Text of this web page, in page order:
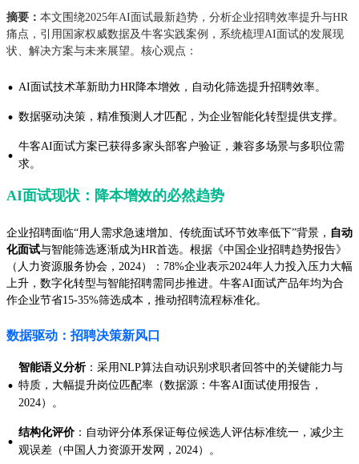
摘要： 本文围绕2025年AI面试最新趋势，分析企业招聘效率提升与HR
痛点，引用国家权威数据及牛客实践案例，系统梳理AI面试的发展现
状、解决方案与未来展望。核心观点：
· AI面试技术革新助力HR降本增效，自动化筛选提升招聘效率。
· 数据驱动决策，精准预测人才匹配，为企业智能化转型提供支撑。
· 牛客AI面试方案已获得多家头部客户验证，兼容多场景与多职位需
求。
AI面试现状：降本增效的必然趋势
企业招聘面临“用人需求急速增加、传统面试环节效率低下”背景， 自动
化面试与智能筛选逐渐成为HR首选。根据《中国企业招聘趋势报告》
（人力资源服务协会，2024）：78%企业表示2024年人力投入压力大幅
上升，数字化转型与智能招聘需同步推进。牛客AI面试产品年均为合
作企业节省15-35%筛选成本，推动招聘流程标准化。
数据驱动：招聘决策新风口
·
智能语义分析：采用NLP算法自动识别求职者回答中的关键能力与
特质，大幅提升岗位匹配率（数据源：牛客AI面试使用报告，
2024）。
· 结构化评价：自动评分体系保证每位候选人评估标准统一，减少主
观误差（中国人力资源开发网，2024）。